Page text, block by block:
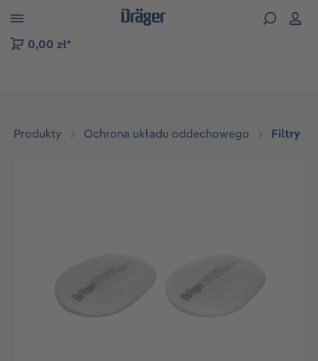
do nawigacji na platformie B2B
0,00 zł*
Produkty Ochrona układu oddechowego Filtry